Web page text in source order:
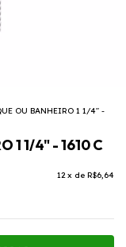
OU BANHEIRO 1 1/4" -
1 1/4" - 1610 C
12 x de R$6,64